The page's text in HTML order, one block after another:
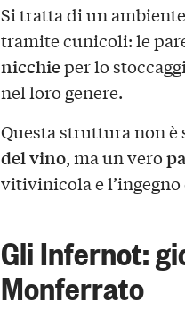
Si tratta di un ambiente
tramite cunicoli: le
nicchieper lo
nel loro genere.
Questa struttura non è
del vino, ma un vero
vitivinicola e
Gli Infernot:
Monferrato